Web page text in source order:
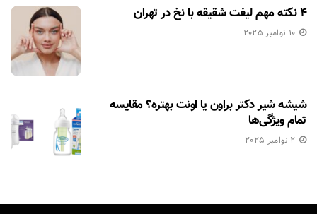
۴ نکته مهم لیفت شقیقه با نخ در تهران
10 نوامبر 2025
شیشه شیر دکتر براون یا اونت بهتره؟ مقایسه
تمام ویژگی‌ها
2 نوامبر 2025